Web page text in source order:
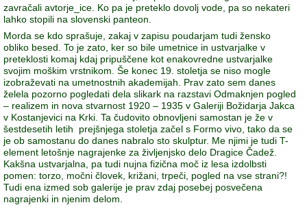
zavračali avtorje_ice. Ko pa je preteklo dovolj vode, pa so nekateri
lahko stopili na slovenski panteon.
Morda se kdo sprašuje, zakaj v zapisu poudarjam tudi žensko
obliko besed. To je zato, ker so bile umetnice in ustvarjalke v
preteklosti komaj kdaj pripuščene kot enakovredne ustvarjalke
svojim moškim vrstnikom. Še konec 19. stoletja se niso mogle
izobraževati na umetnostnih akademijah. Prav zato sem danes
želela pozorno pogledati dela slikark na razstavi Odmaknjen pogled
– realizem in nova stvarnost 1920 – 1935 v Galeriji Božidarja Jakca
v Kostanjevici na Krki. Ta čudovito obnovljeni samostan je že v
šestdesetih letih prejšnjega stoletja začel s Formo vivo, tako da se
je ob samostanu do danes nabralo sto skulptur. Me njimi je tudi T-
element letošnje nagrajenke za življenjsko delo Dragice Čadež.
Kakšna ustvarjalna, pa tudi nujna fizična moč iz lesa izdolbsti
pomen: torzo, močni človek, križani, trpeči, pogled na vse strani?!
Tudi ena izmed sob galerije je prav zdaj posebej posvečena
nagrajenki in njenim delom.